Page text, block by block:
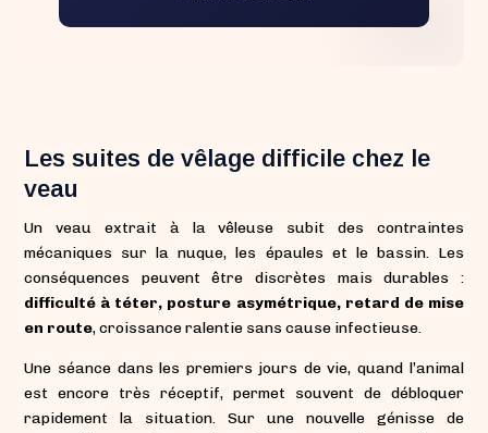
Les suites de vêlage difficile chez le
veau
Un veau extrait à la vêleuse subit des contraintes
mécaniques sur la nuque, les épaules et le bassin. Les
conséquences peuvent être discrètes mais durables :
difficulté à téter, posture asymétrique, retard de mise
en route, croissance ralentie sans cause infectieuse.
Une séance dans les premiers jours de vie, quand l’animal
est encore très réceptif, permet souvent de débloquer
rapidement la situation. Sur une nouvelle génisse de